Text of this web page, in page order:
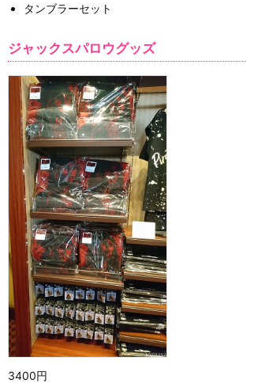
タンブラーセット
ジャックスパロウグッズ
3400円